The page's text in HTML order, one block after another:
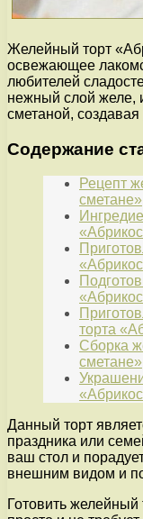
Желейный торт
освежающее
любителей
нежный слой желе,
сметаной, создавая
Содержание
Рецепт
сметане»
торта
Сборка
сметане»
Данный торт
праздника или
ваш стол и
внешним видом и
Готовить